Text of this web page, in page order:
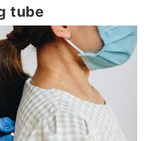
tube